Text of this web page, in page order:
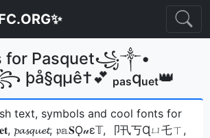
for Pasquet꧁༒•
þå§qµê†💕 ₚₐₛqᵤₑₜ👑
text, symbols and cool fonts for
𝓹𝓪𝓼𝓺𝓾𝓮𝓽, 𝔭𝕒𝐒Ǫ𝓊ε𝕋, 卩卂丂Ɋㄩ乇ㄒ,